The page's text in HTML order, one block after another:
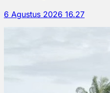
6 Agustus 2026 16.27